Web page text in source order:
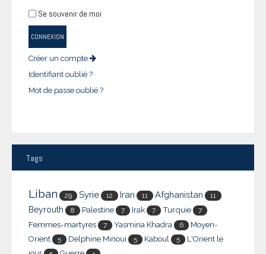
Se souvenir de moi
CONNEXION
Créer un compte
Identifiant oublié ?
Mot de passe oublié ?
Tags
Liban 29 Syrie 12 Iran 11 Afghanistan 11
Beyrouth 8 Palestine 7 Irak 7 Turquie 7
Femmes-martyres 7 Yasmina Khadra 6
Moyen-
Orient
5 Delphine Minoui 5 Kaboul 5
L'Orient le